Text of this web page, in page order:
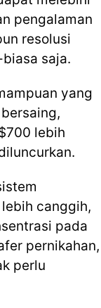
pengalaman
resolusi
saja.
yang
lebih
canggih,
pada
pernikahan,
perlu